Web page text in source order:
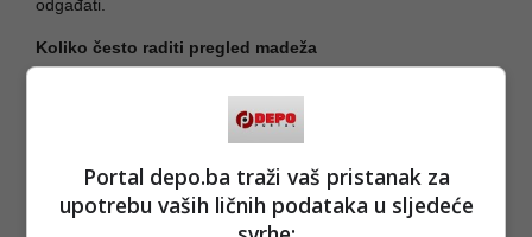
odgađati.
Koliko često raditi pregled madeža
zavisi od tipa kože i broja madeža.
porodičnom historijom melanoma trebaju češće kontrole.
Pregled madeža nije nešto što se radi povremeno, nego
Portal depo.ba traži vaš pristanak za
upotrebu vaših ličnih podataka u sljedeće